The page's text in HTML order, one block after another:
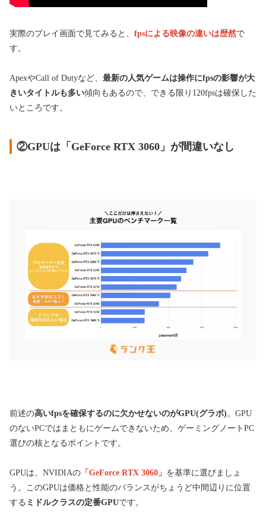
実際のプレイ画面で見てみると、 fpsによる映像の違いは歴然で
す。
ApexやCall of Dutyなど、 最新の人気ゲームは操作にfpsの影響が大
きいタイトルも多い傾向もあるので、できる限り120fpsは確保した
いところです。
②GPUは「GeForce RTX 3060」が間違いなし
前述の高いfpsを確保するのに欠かせないのがGPU(グラボ) 。GPU
のないPCではまともにゲームできないため、ゲーミングノートPC
選びの核となるポイントです。
GPUは、NVIDIAの 「GeForce RTX 3060」 を基準に選びましょ
う。このGPUは価格と性能のバランスがちょうど中間辺りに位置
する ミドルクラスの定番GPUです。